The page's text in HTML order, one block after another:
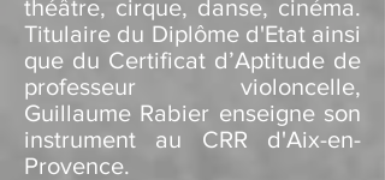
théâtre, cirque, danse, cinéma.
Titulaire du Diplôme d'Etat ainsi
que du Certificat d’Aptitude de
professeur violoncelle,
Guillaume Rabier enseigne son
instrument au CRR d'Aix-en-
Provence.